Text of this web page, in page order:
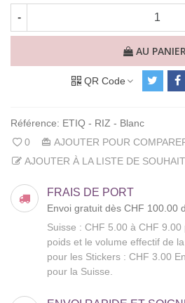
-
AU
QR Code
Référence: ETIQ - RIZ - Blanc
0
AJOUTER POUR
AJOUTER À LA LISTE DE
FRAIS DE PORT
Envoi gratuit dès CHF 100.00
Suisse : CHF 5.00 à CHF
poids et le volume effectif de
pour les Stickers : CHF 3.00
pour la Suisse.